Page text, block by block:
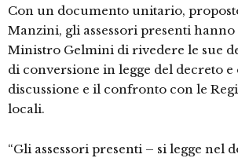
Con un documento unitario, proposto
Manzini, gli assessori presenti hanno
Ministro Gelmini di rivedere le sue
di conversione in legge del decreto
discussione e il confronto con le
locali.
“Gli assessori presenti – si legge nel